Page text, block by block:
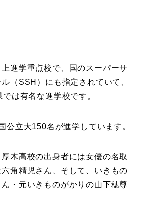
進学重点校で、国のスーパーサ
（SSH）にも指定されていて、
は有名な進学校です。
公立大150名が進学しています。
木高校の出身者には女優の名取
角精児さん、そして、いきもの
・元いきものがかりの山下穂尊